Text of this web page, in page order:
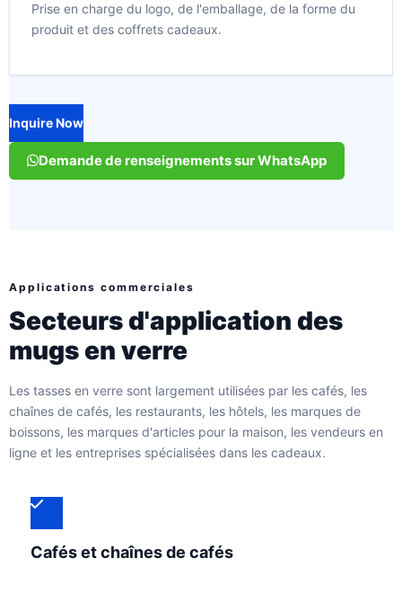
Prise en charge du logo, de l'emballage, de la forme du
produit et des coffrets cadeaux.
Inquire Now
Demande de renseignements sur WhatsApp
Applications commerciales
Secteurs d'application des
mugs en verre
Les tasses en verre sont largement utilisées par les cafés, les
chaînes de cafés, les restaurants, les hôtels, les marques de
boissons, les marques d'articles pour la maison, les vendeurs en
ligne et les entreprises spécialisées dans les cadeaux.
Cafés et chaînes de cafés